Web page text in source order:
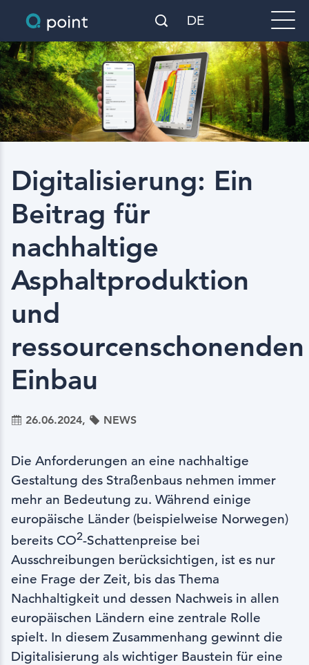
DE
Digitalisierung: Ein
Beitrag für
nachhaltige
Asphaltproduktion
und
ressourcenschonenden
Einbau
26.06.2024, NEWS
Die Anforderungen an eine nachhaltige
Gestaltung des Straßenbaus nehmen immer
mehr an Bedeutung zu. Während einige
europäische Länder (beispielweise Norwegen)
bereits CO2-Schattenpreise bei
Ausschreibungen berücksichtigen, ist es nur
eine Frage der Zeit, bis das Thema
Nachhaltigkeit und dessen Nachweis in allen
europäischen Ländern eine zentrale Rolle
spielt. In diesem Zusammenhang gewinnt die
Digitalisierung als wichtiger Baustein für eine